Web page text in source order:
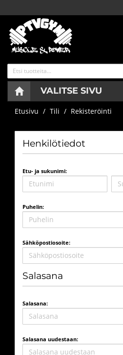
VALITSE SIVU
Etusivu Tili Rekisteröinti
Henkilötiedot
Etu- ja sukunimi:
Puhelin:
Sähköpostiosoite:
Salasana
Salasana:
Salasana uudestaan: